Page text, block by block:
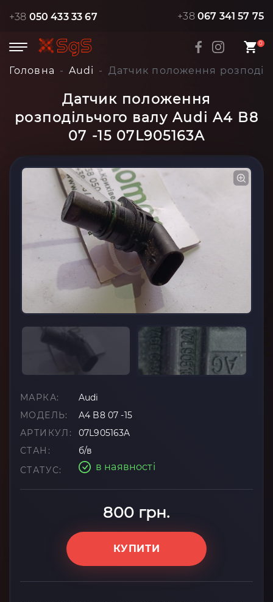
+38 050 433 33 67 +38 067 341 57 75
0
Головна Audi Датчик положення
Датчик положення
розподільчого валу Audi A4 B8
07 -15 07L905163A
МАРКА:
Audi
МОДЕЛЬ:
A4 B8 07 -15
АРТИКУЛ:
07L905163A
СТАН:
б/в
СТАТУС:
в наявності
800 грн.
КУПИТИ